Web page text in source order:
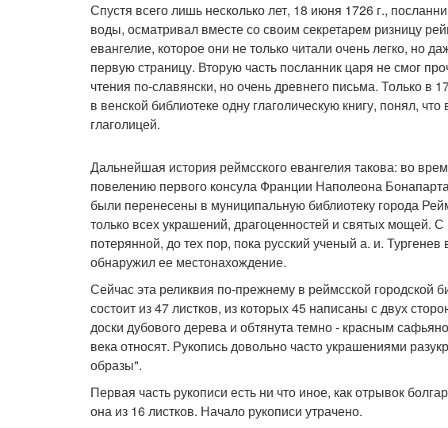
Спустя всего лишь несколько лет, 18 июня 1726 г.,
воды, осматривал вместе со своим секретарем ризницу
евангелие, которое они не только читали очень легко, но
первую страницу. Вторую часть посланник царя не смог
чтения по-славянски, но очень древнего письма. Только в
в венской библиотеке одну глаголическую книгу, понял,
глаголицей.
Дальнейшая история реймсского евангелия такова: во
повелению первого консула Франции Наполеона
были перенесены в муниципальную библиотеку города
только всех украшений, драгоценностей и святых мощей. С
потерянной, до тех пор, пока русский ученый а. и.
обнаружил ее местонахождение.
Сейчас эта реликвия по-прежнему в реймсской городской
состоит из 47 листков, из которых 45 написаны с двух
доски дубового дерева и обтянута темно - красным
века относят. Рукопись довольно часто украшениями
образы".
Первая часть рукописи есть ни что иное, как отрывок
она из 16 листков. Начало рукописи утрачено.